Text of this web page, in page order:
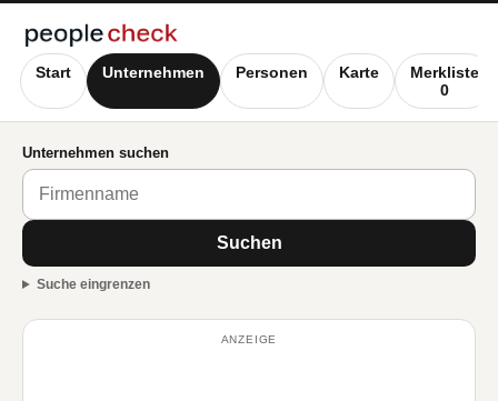
Start Unternehmen Personen Karte
Merkliste
0
Unternehmen suchen
Suchen
Suche eingrenzen
ANZEIGE